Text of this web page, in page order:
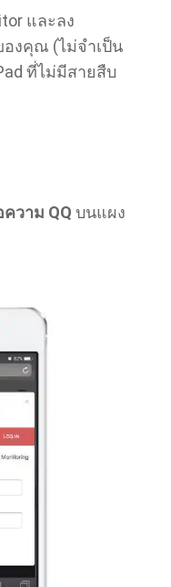
และลง
งคุณ (ไม่จําเป็น
ที่ไม่มีสายสืบ
วาม QQ บนแผง